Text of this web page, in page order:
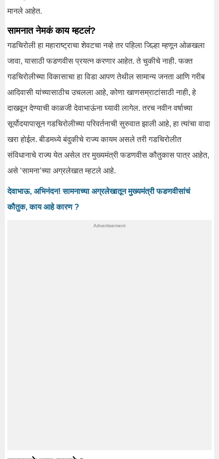
मानले आहेत.
सामनात नेमकं काय म्हटलं?
गडचिरोली हा महाराष्ट्राचा शेवटचा नव्हे तर पहिला जिल्हा म्हणून ओळखला
जावा, यासाठी फडणवीस प्रयत्न करणार आहेत. ते चुकीचे नाही. फक्त
गडचिरोलीच्या विकासाचा हा विडा आपण तेथील सामान्य जनता आणि गरीब
आदिवासी यांच्यासाठीच उचलला आहे, कोणा खाणसम्राटांसाठी नाही, हे
दाखवून देण्याची काळजी देवाभाऊंना घ्यावी लागेल. तरच नवीन वर्षाच्या
सूर्योदयापासून गडचिरोलीच्या परिवर्तनाची सुरुवात झाली आहे, हा त्यांचा वादा
खरा होईल. बीडमध्ये बंदुकीचे राज्य कायम असले तरी गडचिरोलीत
संविधानाचे राज्य येत असेल तर मुख्यमंत्री फडणवीस कौतुकास पात्र आहेत,
असे ‘सामना’च्या अग्रलेखात म्हटले आहे.
देवाभाऊ, अभिनंदन! सामनाच्या अग्रलेखातून मुख्यमंत्री फडणवीसांचं
कौतुक, काय आहे कारण ?